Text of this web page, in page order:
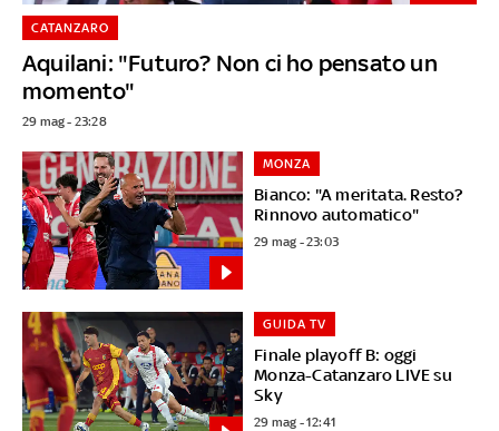
Aquilani: "Futuro? Non ci ho pensato un
momento"
CATANZARO
29 mag - 23:28
Bianco: "A meritata. Resto?
Rinnovo automatico"
MONZA
29 mag - 23:03
Finale playoff B: oggi
Monza-Catanzaro LIVE su
Sky
GUIDA TV
29 mag - 12:41